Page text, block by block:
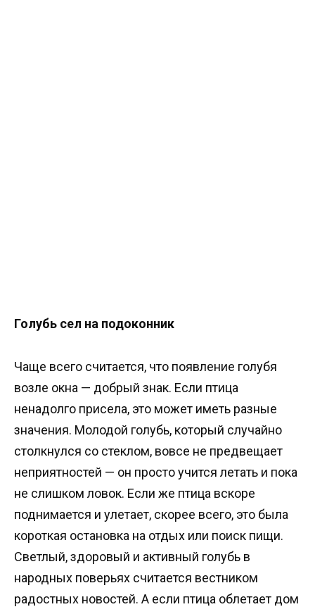
Голубь сел на подоконник
Чаще всего считается, что появление голубя
возле окна — добрый знак. Если птица
ненадолго присела, это может иметь разные
значения. Молодой голубь, который случайно
столкнулся со стеклом, вовсе не предвещает
неприятностей — он просто учится летать и пока
не слишком ловок. Если же птица вскоре
поднимается и улетает, скорее всего, это была
короткая остановка на отдых или поиск пищи.
Светлый, здоровый и активный голубь в
народных поверьях считается вестником
радостных новостей. А если птица облетает дом